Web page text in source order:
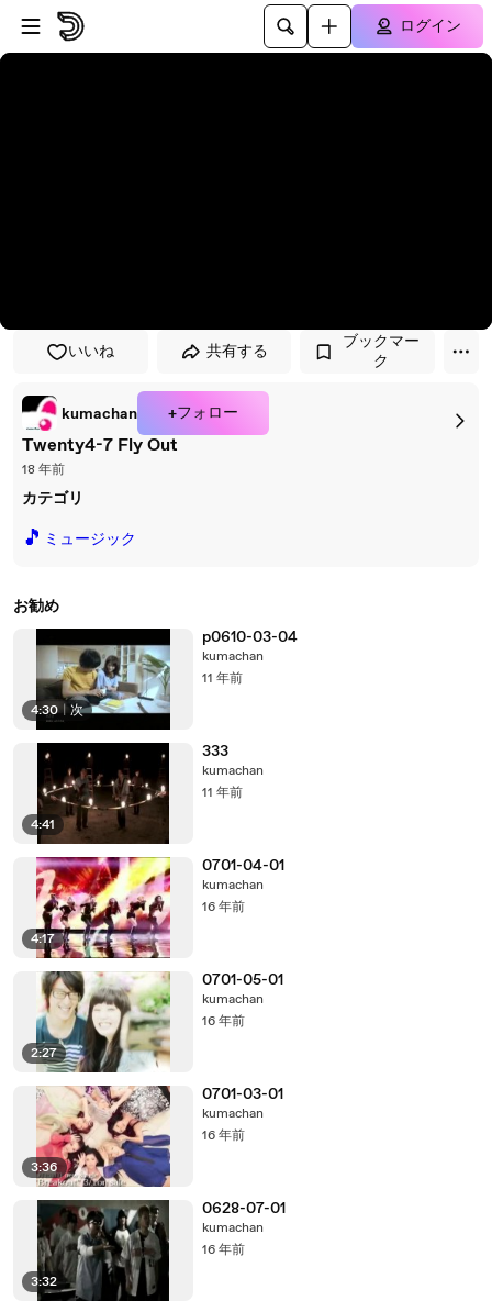
プレイヤーにスキップ
メインコンテンツにスキップ
ログイン
いいね 共有する
ブックマー
ク
kumachan +フォロー
Twenty4-7 Fly Out
18 年前
カテゴリ
🎵 ミュージック
お勧め
4:30 | 次
p0610-03-04
kumachan
11 年前
4:41
333
kumachan
11 年前
4:17
0701-04-01
kumachan
16 年前
2:27
0701-05-01
kumachan
16 年前
3:36
0701-03-01
kumachan
16 年前
3:32
0628-07-01
kumachan
16 年前